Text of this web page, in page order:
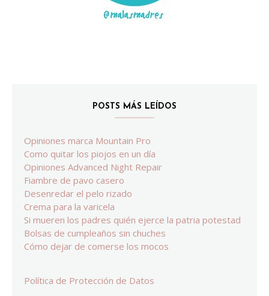
POSTS MÁS LEÍDOS
Opiniones marca Mountain Pro
Como quitar los piojos en un día
Opiniones Advanced Night Repair
Fiambre de pavo casero
Desenredar el pelo rizado
Crema para la varicela
Si mueren los padres quién ejerce la patria potestad
Bolsas de cumpleaños sin chuches
Cómo dejar de comerse los mocos
Política de Protección de Datos